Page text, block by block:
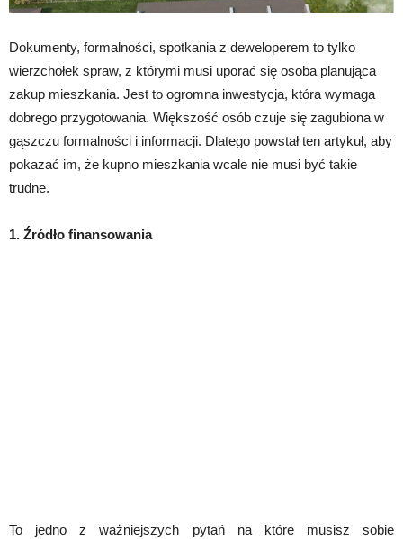
Dokumenty, formalności, spotkania z deweloperem to tylko
wierzchołek spraw, z którymi musi uporać się osoba planująca
zakup mieszkania. Jest to ogromna inwestycja, która wymaga
dobrego przygotowania. Większość osób czuje się zagubiona w
gąszczu formalności i informacji. Dlatego powstał ten artykuł, aby
pokazać im, że kupno mieszkania wcale nie musi być takie
trudne.
1. Źródło finansowania
To jedno z ważniejszych pytań na które musisz sobie